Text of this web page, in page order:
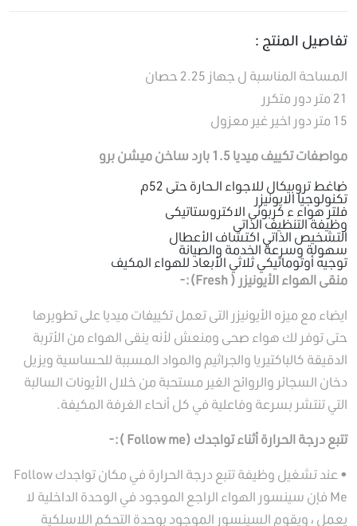
تفاصيل المنتج :
المساحة المناسبة ل جهاز 2.25 حصان
21 متر دور متكرر
15 متر دور اخير غير معزول
مواصفات تكييف ميديا 1.5 بارد ساخن ميشن برو
ضاغط تروبيكال للاجواء الـحارة حتى 52م
تكنولوجيا الايونيزر
فلتر هواء ء كربونى الاكتروستاتيكى
وظيفة التنظيف الذاتى
التشخيص الذاتي اكتشاف الأعطال
سهولة وسرعة الخدمة والصيانة
توجيه أوتوماتيكي ثلاثي الأبعاد للهواء المكيف
منقى الهواء الأيونيزر ( Fresh):-
ايضاء مع ميزه الأيونيزر التى تعمل تكييفات ميديا على تطويرها
حتى توفر لك هواء صحى ومنعش لأنه ينقى الهواء من الأتربة
الدقيقة كالباكتيريا والجراثيم والمواد المسببة للحساسية ويزيل
دخان السجائر والروائح الغير مستحبة من خلال الأيونات السالبة
التي تنتشر بسرعة وفاعلية في كل أنحاء الغرفة المكيفة.
تتبع درجة الحرارة أثناء تواجدك (Follow me ):-
• عند تشغيل وظيفة تتبع درجة الحرارة في مكان تواجدك Follow
Me فإن سينسور الهواء الراجع الموجود في الوحدة الداخلية لا
يعمل ، ويقوم السينسور الموجود بوحدة التحكم اللاسلكية